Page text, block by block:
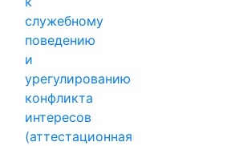
служебному
поведению
и
урегулированию
конфликта
интересов
(аттестационная